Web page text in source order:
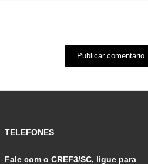
TELEFONES
Fale com o CREF3/SC, ligue para